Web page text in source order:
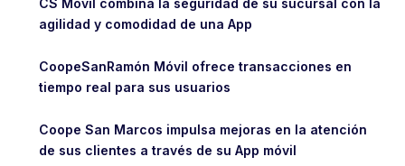
CS Móvil combina la seguridad de su sucursal con la
agilidad y comodidad de una App
CoopeSanRamón Móvil ofrece transacciones en
tiempo real para sus usuarios
Coope San Marcos impulsa mejoras en la atención
de sus clientes a través de su App móvil